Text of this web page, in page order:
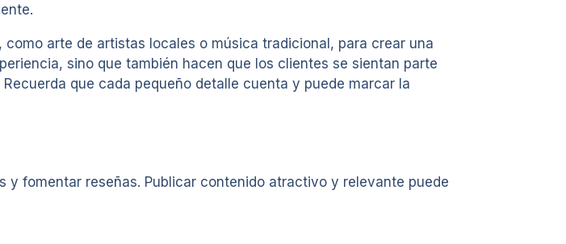
arte de artistas locales o música tradicional, para crear una
sino que también hacen que los clientes se sientan parte
que cada pequeño detalle cuenta y puede marcar la
fomentar reseñas. Publicar contenido atractivo y relevante puede